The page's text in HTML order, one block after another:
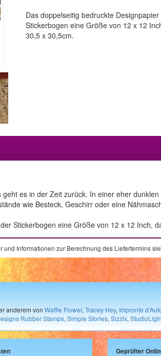
Das doppelseitig bedruckte
Stickerbogen eine Größe von 12 x 12
30,5 x 30,5cm.
es in der Zeit zurück. In einer eher
wie Besteck, Geschirr oder eine
Stickerbogen eine Größe von 12 x 12 Inch,
Informationen zur Berechnung des Liefertermins
anderem von Waffle Flower, Tracey Hey, Impronte
Rubber Stamps, Simple Stories, Sizzix,
Geprüfter